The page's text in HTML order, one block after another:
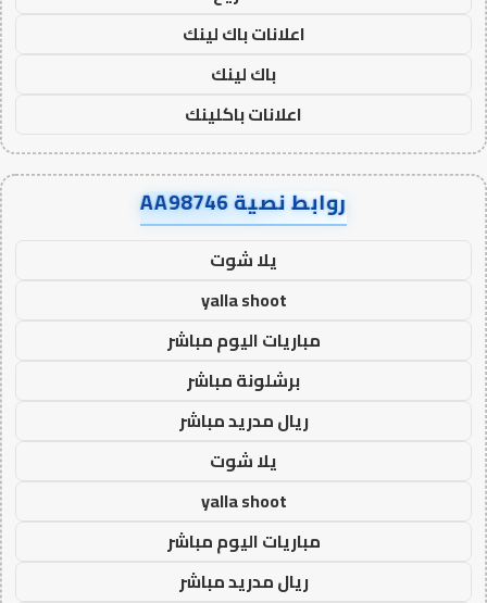
اعلانات باك لينك
باك لينك
اعلانات باكلينك
روابط نصية AA98746
يلا شوت
yalla shoot
مباريات اليوم مباشر
برشلونة مباشر
ريال مدريد مباشر
يلا شوت
yalla shoot
مباريات اليوم مباشر
ريال مدريد مباشر